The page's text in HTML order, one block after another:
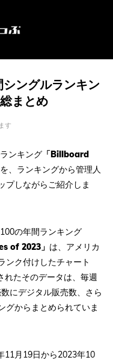
ングルランキン
まとめ
す
ンキング「Billboard
を、ランキングから管理人
プしながらご紹介しま
の年間ランキング
of 2023」 は、アメリカ
ンク付けしたチャート
れたそのデータは、毎週
にデジタル販売数、さら
グからまとめられていま
11月19日から2023年10